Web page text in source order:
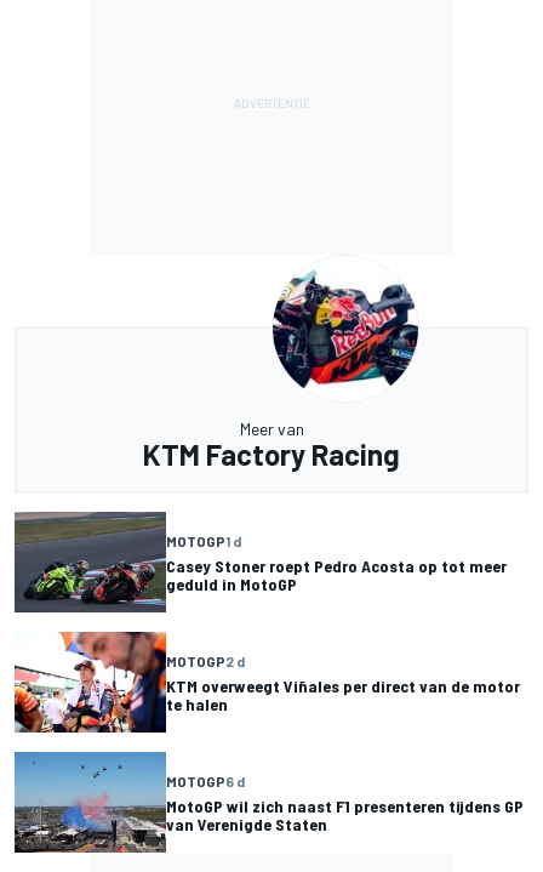
Meer van
KTM Factory Racing
MOTOGP1 d
Casey Stoner roept Pedro Acosta op tot meer
geduld in MotoGP
MOTOGP2 d
KTM overweegt Viñales per direct van de motor
te halen
MOTOGP6 d
MotoGP wil zich naast F1 presenteren tijdens GP
van Verenigde Staten